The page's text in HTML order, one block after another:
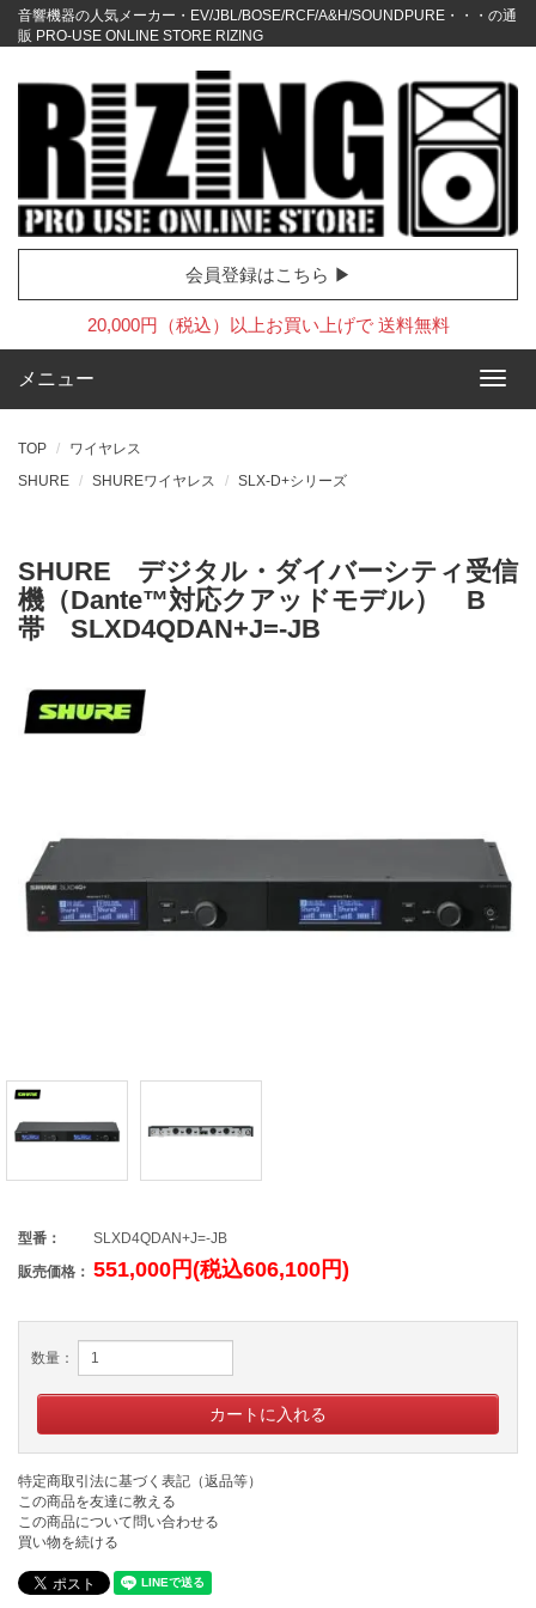
音響機器の人気メーカー・EV/JBL/BOSE/RCF/A&H/SOUNDPURE・・・の通
販 PRO-USE ONLINE STORE RIZING
会員登録はこちら ▶
20,000円（税込）以上お買い上げで 送料無料
メニュー
TOP
ワイヤレス
SHURE
SHUREワイヤレス SLX-D+シリーズ
SHURE デジタル・ダイバーシティ受信
機（Dante™対応クアッドモデル） B
帯 SLXD4QDAN+J=-JB
型番：
SLXD4QDAN+J=-JB
販売価格： 551,000円(税込606,100円)
数量：
特定商取引法に基づく表記（返品等）
この商品を友達に教える
この商品について問い合わせる
買い物を続ける